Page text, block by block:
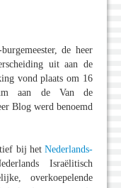
de heer
uit aan de
vond plaats om 16
aan de Van de
Blog werd benoemd
bij het Nederlands-
Israëlitisch
overkoepelende